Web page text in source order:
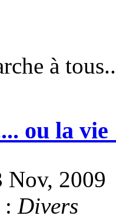
à
ou la vie
Nov, 2009
Divers